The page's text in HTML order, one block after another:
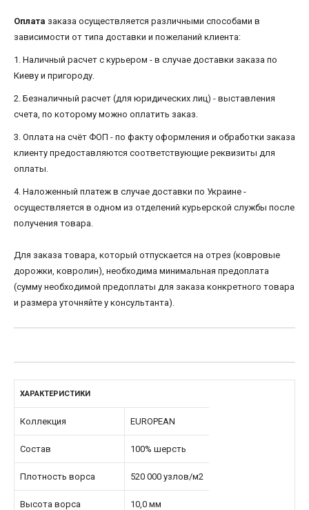
Оплата заказа осуществляется различными способами в
зависимости от типа доставки и пожеланий клиента:
1. Наличный расчет с курьером - в случае доставки заказа по
Киеву и пригороду.
2. Безналичный расчет (для юридических лиц) - выставления
счета, по которому можно оплатить заказ.
3. Оплата на счёт ФОП - по факту оформления и обработки заказа
клиенту предоставляются соответствующие реквизиты для
оплаты.
4. Наложенный платеж в случае доставки по Украине -
осуществляется в одном из отделений курьерской службы после
получения товара.
Для заказа товара, который отпускается на отрез (ковровые
дорожки, ковролин), необходима минимальная предоплата
(сумму необходимой предоплаты для заказа конкретного товара
и размера уточняйте у консультанта).
ХАРАКТЕРИСТИКИ
Коллекция EUROPEAN
Состав 100% шерсть
Плотность ворса 520 000 узлов/м2
Высота ворса 10,0 мм